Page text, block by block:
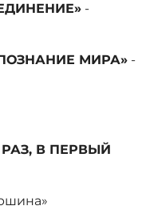
-
МИРА» -
В ПЕРВЫЙ